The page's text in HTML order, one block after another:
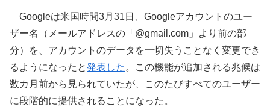
Googleは米国時間3月31日、Googleアカウントのユー
ザー名（メールアドレスの「@gmail.com」より前の部
分）を、アカウントのデータを一切失うことなく変更でき
るようになったと発表した 。この機能が追加される兆候は
数カ月前から見られていたが、このたびすべてのユーザー
に段階的に提供されることになった。